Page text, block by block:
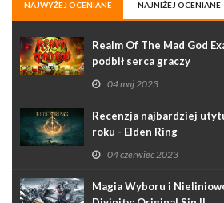
NAJWYŻEJ OCENIANE NAJNIŻEJ OCENIANE
Realm Of The Mad God
podbił serca graczy
04 maj 2023
Recenzja najbardziej
roku - Elden Ring
04 czerwiec 2023
Magia Wyboru i